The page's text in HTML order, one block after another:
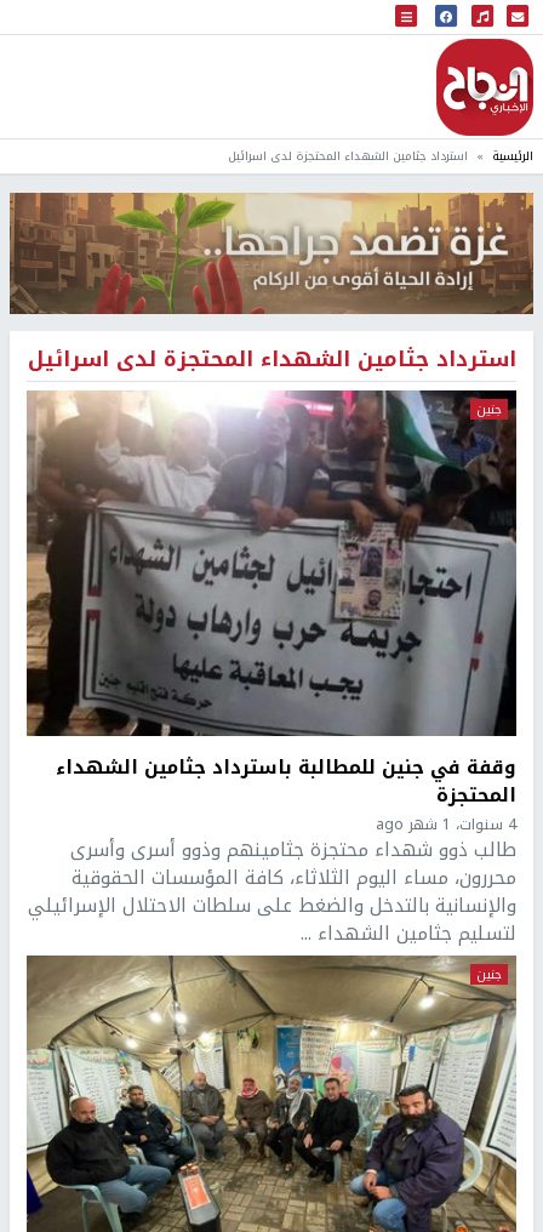
البث المباشر
إذاعة النجاح
الرئيسية استرداد جثامين الشهداء المحتجزة لدى اسرائيل
استرداد جثامين الشهداء المحتجزة لدى اسرائيل
جنين
وقفة في جنين للمطالبة باسترداد جثامين الشهداء
المحتجزة
4 سنوات، 1 شهر ago
طالب ذوو شهداء محتجزة جثامينهم وذوو أسرى وأسرى
محررون، مساء اليوم الثلاثاء، كافة المؤسسات الحقوقية
والإنسانية بالتدخل والضغط على سلطات الاحتلال الإسرائيلي
لتسليم جثامين الشهداء ...
جنين